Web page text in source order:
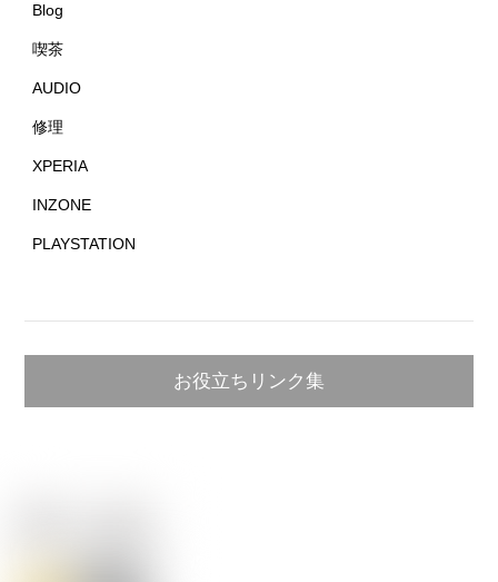
Blog
喫茶
AUDIO
修理
XPERIA
INZONE
PLAYSTATION
お役立ちリンク集